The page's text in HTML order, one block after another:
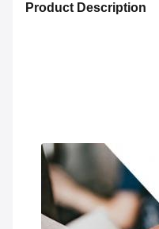
Product Description